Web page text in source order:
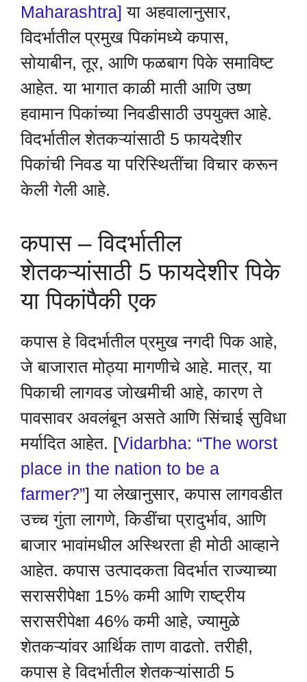
Maharashtra] या अहवालानुसार,
विदर्भातील प्रमुख पिकांमध्ये कपास,
सोयाबीन, तूर, आणि फळबाग पिके समाविष्ट
आहेत. या भागात काळी माती आणि उष्ण
हवामान पिकांच्या निवडीसाठी उपयुक्त आहे.
विदर्भातील शेतकऱ्यांसाठी 5 फायदेशीर
पिकांची निवड या परिस्थितींचा विचार करून
केली गेली आहे.
कपास – विदर्भातील
शेतकऱ्यांसाठी 5 फायदेशीर पिके
या पिकांपैकी एक
कपास हे विदर्भातील प्रमुख नगदी पिक आहे,
जे बाजारात मोठ्या मागणीचे आहे. मात्र, या
पिकाची लागवड जोखमीची आहे, कारण ते
पावसावर अवलंबून असते आणि सिंचाई सुविधा
मर्यादित आहेत. [Vidarbha: “The worst
place in the nation to be a
farmer?”] या लेखानुसार, कपास लागवडीत
उच्च गुंता लागणे, किडींचा प्रादुर्भाव, आणि
बाजार भावांमधील अस्थिरता ही मोठी आव्हाने
आहेत. कपास उत्पादकता विदर्भात राज्याच्या
सरासरीपेक्षा 15% कमी आणि राष्ट्रीय
सरासरीपेक्षा 46% कमी आहे, ज्यामुळे
शेतकऱ्यांवर आर्थिक ताण वाढतो. तरीही,
कपास हे विदर्भातील शेतकऱ्यांसाठी 5